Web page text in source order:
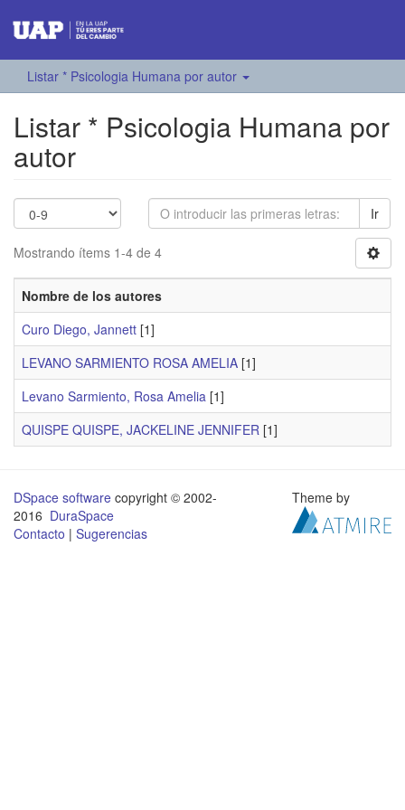
Listar * Psicologia Humana por autor
Listar * Psicologia Humana por
autor
Ir
Mostrando ítems 1-4 de 4
Nombre de los autores
Curo Diego, Jannett [1]
LEVANO SARMIENTO ROSA AMELIA [1]
Levano Sarmiento, Rosa Amelia [1]
QUISPE QUISPE, JACKELINE JENNIFER [1]
DSpace software copyright © 2002-
2016 DuraSpace
Contacto | Sugerencias
Theme by